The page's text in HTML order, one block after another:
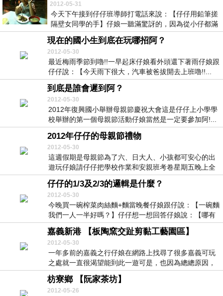
2012-05-31
今天下午接到仔仔班導師打電話來說：【仔仔用鉛筆搓
隔壁女同學的手】仔娘一聽滿驚訝的，因為從小仔都滿
有女...
現在的國小生到底在玩哪招阿？
2012-05-30
最近梅雨季節到嚕!!一早起床仔娘看外頭還下著雨仔娘跟
仔仔說：【今天雨下很大，汽車被爸拔開去上班嚕!!...
到底是誰會遲到阿？
2012-05-30
2012年復興國小舉辦母親節慶祝大會這是仔仔上小學學
校舉辦的第一個母親節活動仔娘當然是一定要參加阿!...
2012年仔仔的母親節禮物
2012-05-30
這週假期是母親節為了六、日大人、小孩都可安心的出
遊玩仔娘請仔仔把學校作業和安親班考卷星期五晚上全
部一...
仔仔的1/3及2/3的邏輯是什麼？
2012-05-30
今晚買一碗榨菜肉絲麵+麵當晚餐仔娘跟仔說：【一碗麵
我們一人一半好嗎？】仔仔想一想回答仔娘說：【哪有
媽...
嘉義新港 【板陶窯交趾剪黏工藝園區】
2012-05-30
一年多前的嘉義之行仔娘在網路上找尋了很多嘉義可玩
之處就一直很渴望能到此一遊可是，也因為總總原因，
卻也...
枋寮鄉 【阮家茶坊】
2012-05-26